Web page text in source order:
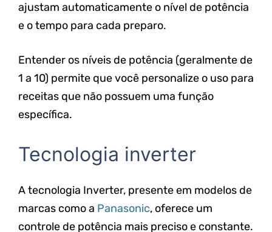
ajustam automaticamente o nível de potência
e o tempo para cada preparo.
Entender os níveis de potência (geralmente de
1 a 10) permite que você personalize o uso para
receitas que não possuem uma função
específica.
Tecnologia inverter
A tecnologia Inverter, presente em modelos de
marcas como a Panasonic, oferece um
controle de potência mais preciso e constante.